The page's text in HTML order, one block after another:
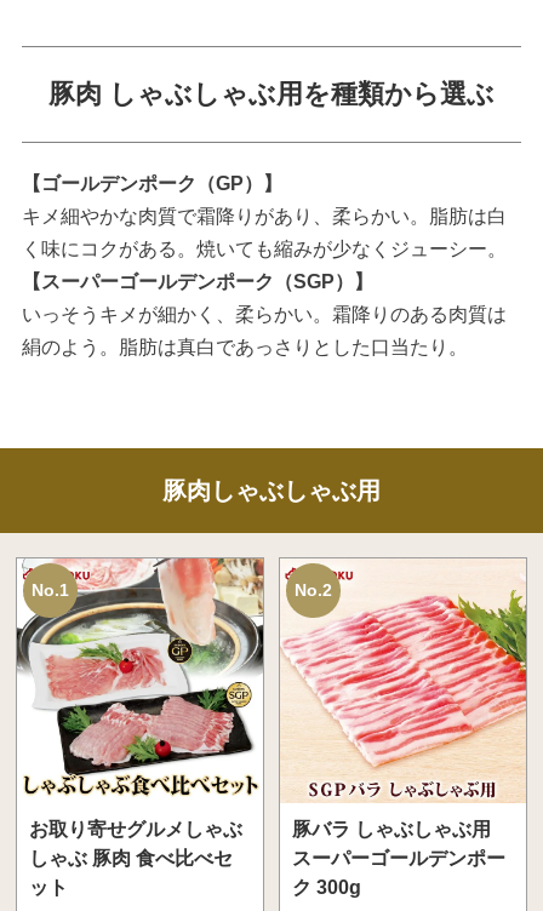
豚肉 しゃぶしゃぶ用を種類から選ぶ
【ゴールデンポーク（GP）】
キメ細やかな肉質で霜降りがあり、柔らかい。脂肪は白
く味にコクがある。焼いても縮みが少なくジューシー。
【スーパーゴールデンポーク（SGP）】
いっそうキメが細かく、柔らかい。霜降りのある肉質は
絹のよう。脂肪は真白であっさりとした口当たり。
豚肉しゃぶしゃぶ用
No.1
お取り寄せグルメしゃぶ
しゃぶ 豚肉 食べ比べセ
ット
No.2
豚バラ しゃぶしゃぶ用
スーパーゴールデンポー
ク 300g